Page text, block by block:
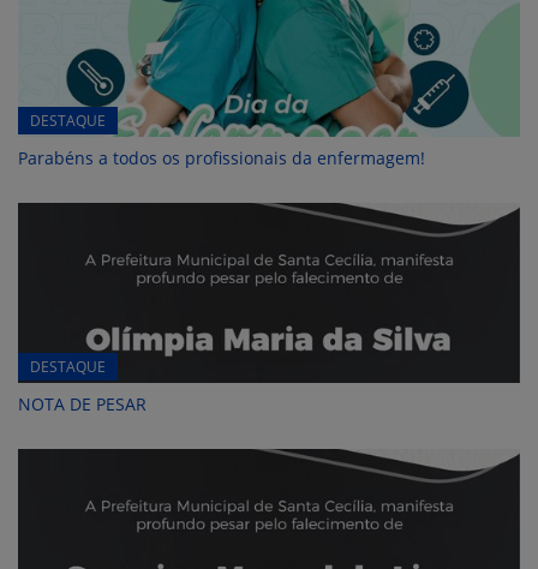
DESTAQUE
Parabéns a todos os profissionais da enfermagem!
DESTAQUE
NOTA DE PESAR